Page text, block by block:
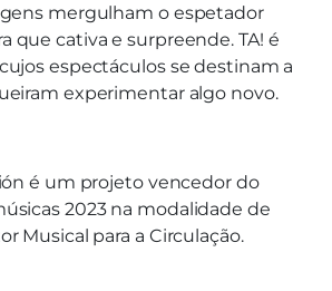
mergulham o espetador
que cativa e surpreende. TA! é
espectáculos se destinam a
experimentar algo novo.
é um projeto vencedor do
2023 na modalidade de
Musical para a Circulação.